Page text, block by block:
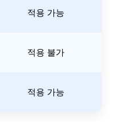
적용 가능
적용 불가
적용 가능